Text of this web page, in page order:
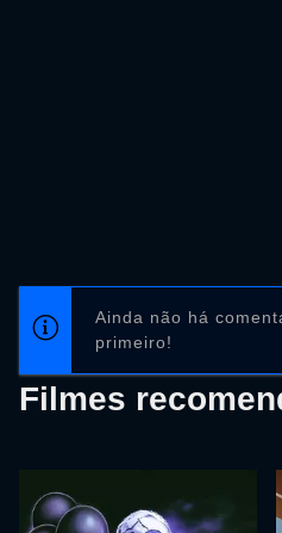
Ainda não há
primeiro!
Filmes